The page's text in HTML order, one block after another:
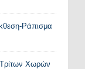
Ράπισμα
Χωρών